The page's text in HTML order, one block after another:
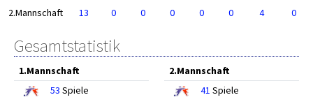
2.Mannschaft
13 0 0 0 0 0 4 0
Gesamtstatistik
1.Mannschaft
53 Spiele
2.Mannschaft
41 Spiele